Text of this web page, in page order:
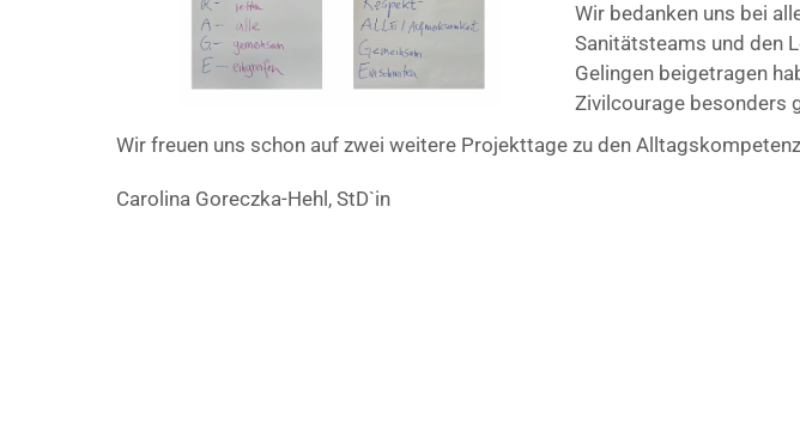
Wir bedanken uns bei
Sanitätsteams und den
Gelingen beigetragen
Zivilcourage besonders
Wir freuen uns schon auf zwei weitere Projekttage zu den
Carolina Goreczka-Hehl, StD`in